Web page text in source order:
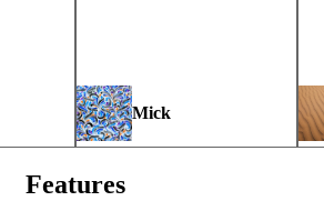
Mick
Features